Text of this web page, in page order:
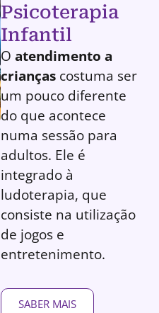
Psicoterapia
Infantil
O atendimento a
crianças costuma ser
um pouco diferente
do que acontece
numa sessão para
adultos. Ele é
integrado à
ludoterapia, que
consiste na utilização
de jogos e
entretenimento.
SABER MAIS